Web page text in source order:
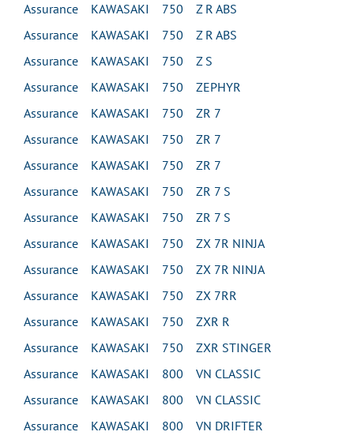
Assurance KAWASAKI 750 Z R ABS
Assurance KAWASAKI 750 Z R ABS
Assurance KAWASAKI 750 Z S
Assurance KAWASAKI 750 ZEPHYR
Assurance KAWASAKI 750 ZR 7
Assurance KAWASAKI 750 ZR 7
Assurance KAWASAKI 750 ZR 7
Assurance KAWASAKI 750 ZR 7 S
Assurance KAWASAKI 750 ZR 7 S
Assurance KAWASAKI 750 ZX 7R NINJA
Assurance KAWASAKI 750 ZX 7R NINJA
Assurance KAWASAKI 750 ZX 7RR
Assurance KAWASAKI 750 ZXR R
Assurance KAWASAKI 750 ZXR STINGER
Assurance KAWASAKI 800 VN CLASSIC
Assurance KAWASAKI 800 VN CLASSIC
Assurance KAWASAKI 800 VN DRIFTER